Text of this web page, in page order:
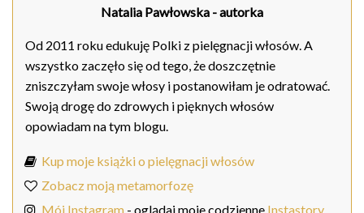
Natalia Pawłowska - autorka
Od 2011 roku edukuję Polki z pielęgnacji włosów. A
wszystko zaczęło się od tego, że doszczętnie
zniszczyłam swoje włosy i postanowiłam je odratować.
Swoją drogę do zdrowych i pięknych włosów
opowiadam na tym blogu.
Kup moje książki o pielęgnacji włosów
Zobacz moją metamorfozę
Mój Instagram - oglądaj moje codzienne Instastory